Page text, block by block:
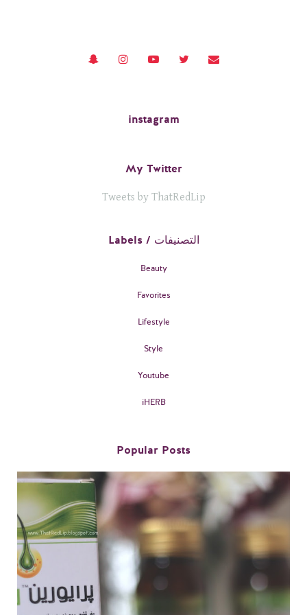
instagram
My Twitter
Tweets by ThatRedLip
Labels / التصنيفات
Beauty
Favorites
Lifestyle
Style
Youtube
iHERB
Popular Posts